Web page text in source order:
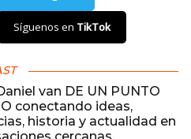
Síguenos en TikTok
van DE UN PUNTO
conectando ideas,
historia y actualidad en